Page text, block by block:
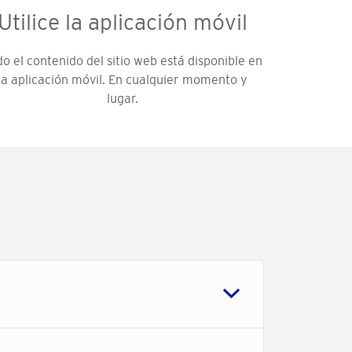
la aplicación móvil
el contenido del sitio web está disponible en
aplicación móvil. En cualquier momento y
lugar.